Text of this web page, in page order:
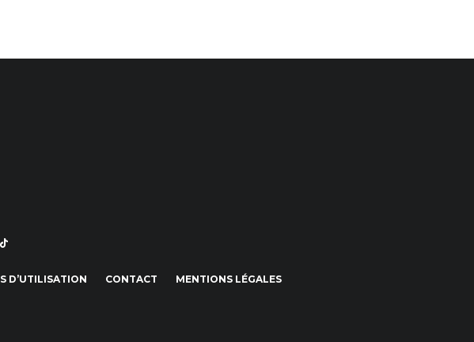
D’UTILISATION CONTACT MENTIONS LÉGALES